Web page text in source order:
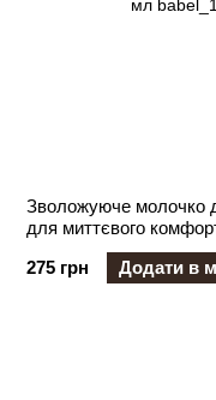
Зволожуюче молочко
для миттєвого
275 грн
Додати в